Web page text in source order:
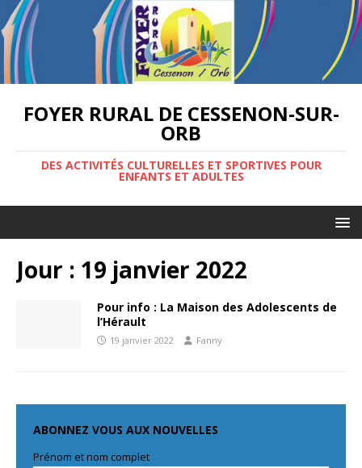
FOYER RURAL DE CESSENON-SUR-
ORB
DES ACTIVITÉS CULTURELLES ET SPORTIVES POUR
ENFANTS ET ADULTES
Jour : 19 janvier 2022
Pour info : La Maison des Adolescents de
l’Hérault
19 janvier 2022 Fanny
ABONNEZ VOUS AUX NOUVELLES
Prénom et nom complet